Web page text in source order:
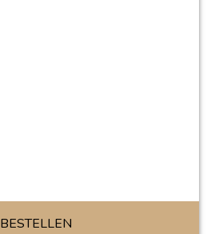
BESTELLEN